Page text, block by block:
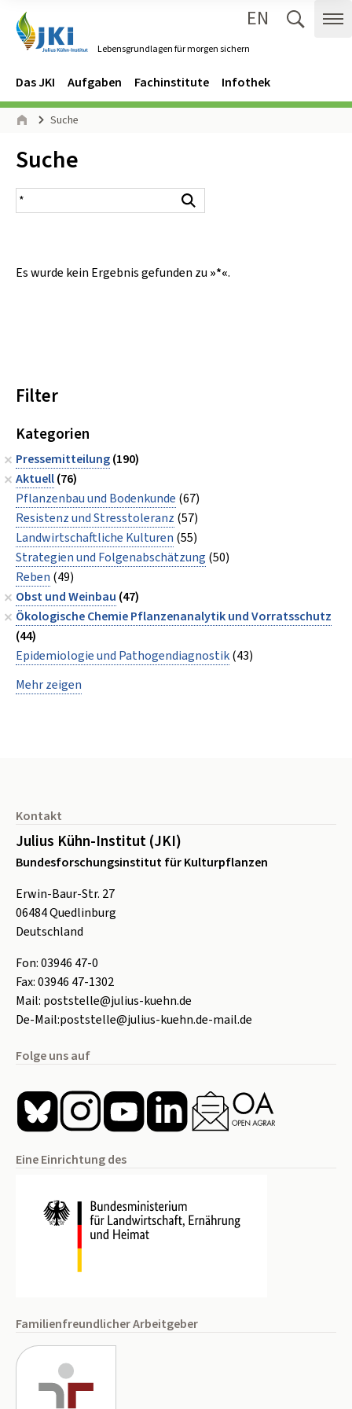
Lebensgrundlagen für morgen sichern
EN
Navigation
Hauptmenü
Das JKI Aufgaben Fachinstitute Infothek
Seitenpfad
Suche
Inhalt:
Suche
Suchergebnis
Es wurde kein Ergebnis gefunden zu »*«.
Filter
Kategorien
Pressemitteilung(190)
Aktuell(76)
Pflanzenbau und Bodenkunde (67)
Resistenz und Stresstoleranz (57)
Landwirtschaftliche Kulturen (55)
Strategien und Folgenabschätzung (50)
Reben (49)
Obst und Weinbau (47)
Ökologische Chemie Pflanzenanalytik und Vorratsschutz
(44)
Epidemiologie und Pathogendiagnostik(43)
Mehr zeigen
Kontakt
Julius Kühn-Institut (JKI)
Bundesforschungsinstitut für Kulturpflanzen
Erwin-Baur-Str. 27
06484Quedlinburg
Deutschland
Fon:03946 47-0
Fax:03946 47-1302
Mail: poststelle@julius-kuehn.de
De-Mail:poststelle@julius-kuehn.de-mail.de
Folge uns auf
Eine Einrichtung des
Familienfreundlicher Arbeitgeber